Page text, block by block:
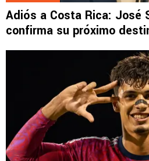
Adiós a Costa Rica: José
confirma su próximo